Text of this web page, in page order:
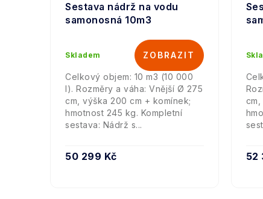
Sestava nádrž na vodu
samonosná 10m3
Skladem
50 299 Kč
Celkový objem: 10 m3 (10 000
l). Rozměry a váha: Vnější Ø 275
cm, výška 200 cm + komínek;
hmotnost 245 kg. Kompletní
sestava: Nádrž s...
52